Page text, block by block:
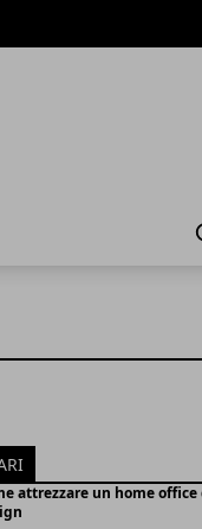
attrezzare un home office